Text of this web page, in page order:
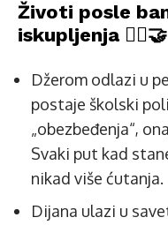
Životi posle
iskupljenja 👮‍♂️🤝
Džerom odlazi u
postaje školski
„obezbeđenja“,
Svaki put kad
nikad više ćutanja.
Dijana ulazi u